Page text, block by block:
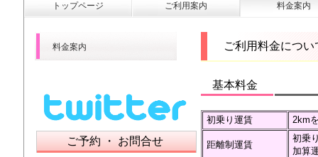
トップページ ご利用案内 料金案内
ご利用料金につい
基本料金
初乗り運賃 2km
距離制運賃
初乗
加算
料金案内
ご予約 ・ お問合せ